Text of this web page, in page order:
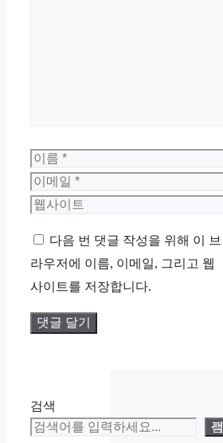
이
름
이
메
웹
트
다음 번 댓글 작성을 위해 이 브
라우저에 이름, 이메일, 그리고 웹
사이트를 저장합니다.
검색
검색